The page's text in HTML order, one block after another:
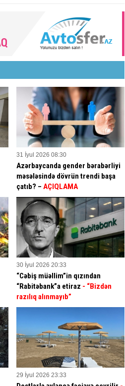
31 İyul 2026 08:30
Azərbaycanda gender bərabərliyi
məsələsində dövrün trendi başa
çatıb? –AÇIQLAMA
30 İyul 2026 20:33
“Cəbiş müəllim”in qızından
“Rabitəbank”a etiraz - “Bizdən
razılıq alınmayıb”
29 İyul 2026 23:33